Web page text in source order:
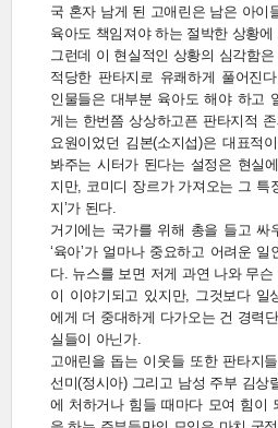
국 혼자 남게 된 고애린은 남은 아이
육아도 책임져야 하는 절박한 상황에
그런데 이 현실적인 상황의 심각함
적당한 판타지로 유쾌하게 풀어진
인물들은 대부분 육아도 해야 하고
게는 한번쯤 상상하고픈 판타지적
요원이었던 김본(소지섭)은 대표적
봐주는 시터가 된다는 설정은 현실
지만, 코미디 장르가 가져오는 그 특
지’가 된다.
거기에는 국가를 위해 총을 들고 싸
‘육아’가 얼마나 중요하고 어려운
다. 뉴스를 보면 저게 과연 나와 무
이 이야기되고 있지만, 그것보다 일
에게 더 중대하게 다가오는 건 경력
실들이 아닌가.
고애린을 돕는 이웃들 또한 판타지
선미(정시아) 그리고 남성 주부 김상
에 처하거나 힘들 때마다 모여 힘이